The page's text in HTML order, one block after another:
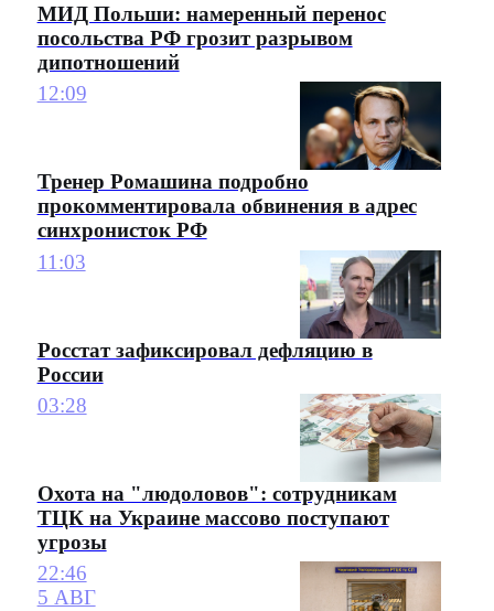
МИД Польши: намеренный перенос
посольства РФ грозит разрывом
дипотношений
12:09
Тренер Ромашина подробно
прокомментировала обвинения в адрес
синхронисток РФ
11:03
Росстат зафиксировал дефляцию в
России
03:28
Охота на "людоловов": сотрудникам
ТЦК на Украине массово поступают
угрозы
22:46
5 АВГ